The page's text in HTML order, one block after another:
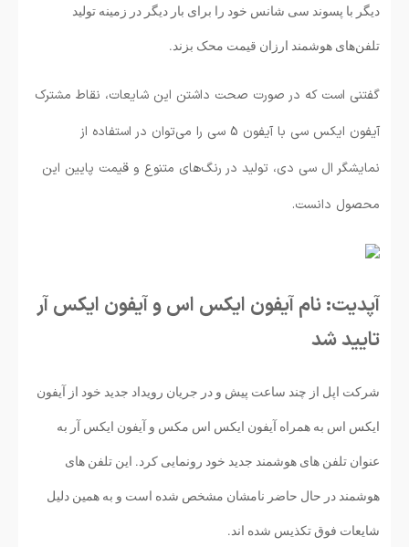
دیگر با پسوند سی شانس خود را برای بار دیگر در زمینه تولید
تلفن‌های هوشمند ارزان قیمت محک بزند.
گفتنی است که در صورت صحت داشتن این شایعات، نقاط مشترک
آیفون ایکس سی با آیفون 5 سی را می‌توان در استفاده از
نمایشگر ال سی دی، تولید در رنگ‌های متنوع و قیمت پایین این
محصول دانست.
آپدیت: نام آیفون ایکس اس و آیفون ایکس آر
تایید شد
​شرکت اپل از چند ساعت پیش و در جریان رویداد جدید خود از آیفون
ایکس اس به همراه آیفون ایکس اس مکس و آیفون ایکس آر به
عنوان تلفن های هوشمند جدید خود رونمایی کرد. این تلفن های
هوشمند در حال حاضر نامشان مشخص شده است و به همین دلیل
شایعات فوق تکذیس شده اند.